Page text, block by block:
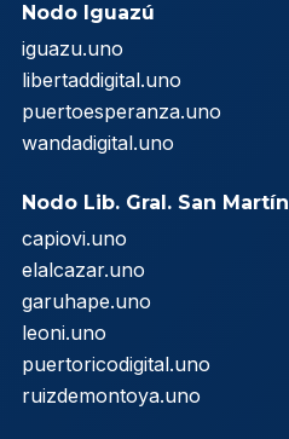
Nodo Iguazú
iguazu.uno
libertaddigital.uno
puertoesperanza.uno
wandadigital.uno
Nodo Lib. Gral. San Martín
capiovi.uno
elalcazar.uno
garuhape.uno
leoni.uno
puertoricodigital.uno
ruizdemontoya.uno